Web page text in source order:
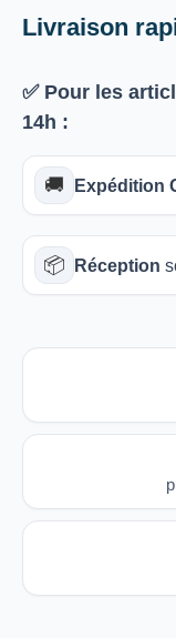
Livraison
✅ Pour les
14h :
🚚 Expédition
📦 Réception